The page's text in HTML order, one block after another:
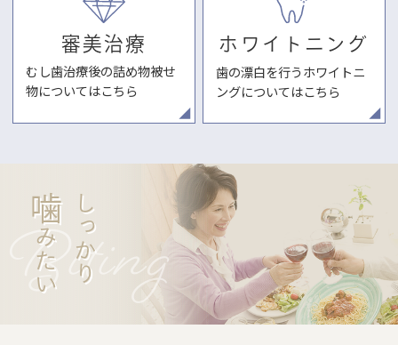
審美治療
むし歯治療後の詰め物被せ
物についてはこちら
ホワイトニング
歯の漂白を行うホワイトニ
ングについてはこちら
しっかり
噛
みたい